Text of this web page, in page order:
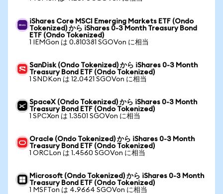
iShares Core MSCI Emerging Markets ETF (Ondo
Tokenized) から iShares 0-3 Month Treasury Bond
ETF (Ondo Tokenized)
1 IEMGon は 0.810381 SGOVon に相当
SanDisk (Ondo Tokenized) から iShares 0-3 Month
Treasury Bond ETF (Ondo Tokenized)
1 SNDKon は 12.0421 SGOVon に相当
SpaceX (Ondo Tokenized) から iShares 0-3 Month
Treasury Bond ETF (Ondo Tokenized)
1 SPCXon は 1.3501 SGOVon に相当
Oracle (Ondo Tokenized) から iShares 0-3 Month
Treasury Bond ETF (Ondo Tokenized)
1 ORCLon は 1.4560 SGOVon に相当
Microsoft (Ondo Tokenized) から iShares 0-3 Month
Treasury Bond ETF (Ondo Tokenized)
1 MSFTon は 4.9664 SGOVon に相当